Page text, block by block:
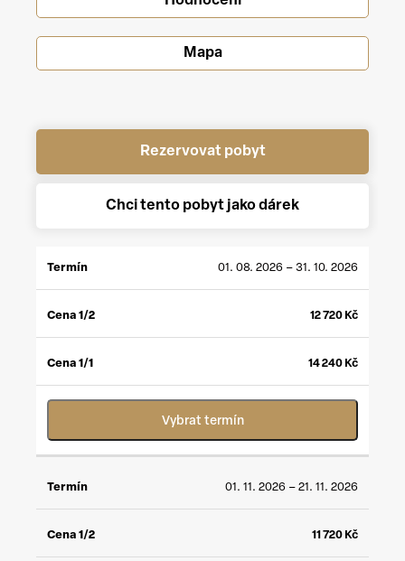
Mapa
Rezervovat pobyt
Chci tento pobyt jako dárek
1/2*
CENA
1/1**
01. 08. 2026 – 31. 10. 2026
12 720 Kč
14 240 Kč
Vybrat termín
01. 11. 2026 – 21. 11. 2026
11 720 Kč